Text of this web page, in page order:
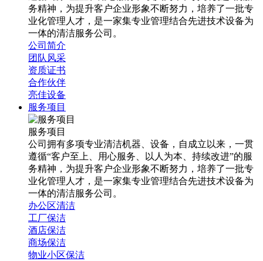
务精神，为提升客户企业形象不断努力，培养了一批专
业化管理人才，是一家集专业管理结合先进技术设备为
一体的清洁服务公司。
公司简介
团队风采
资质证书
合作伙伴
亮佳设备
服务项目
服务项目
公司拥有多项专业清洁机器、设备，自成立以来，一贯
遵循“客户至上、用心服务、以人为本、持续改进”的服
务精神，为提升客户企业形象不断努力，培养了一批专
业化管理人才，是一家集专业管理结合先进技术设备为
一体的清洁服务公司。
办公区清洁
工厂保洁
酒店保洁
商场保洁
物业小区保洁